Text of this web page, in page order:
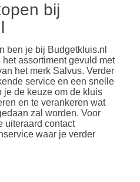
bij
ben je bij Budgetkluis.nl
assortiment gevuld met
het merk Salvus. Verder
service en een snelle
je de keuze om de kluis
en te verankeren wat
zal worden. Voor
uiteraard contact
waar je verder